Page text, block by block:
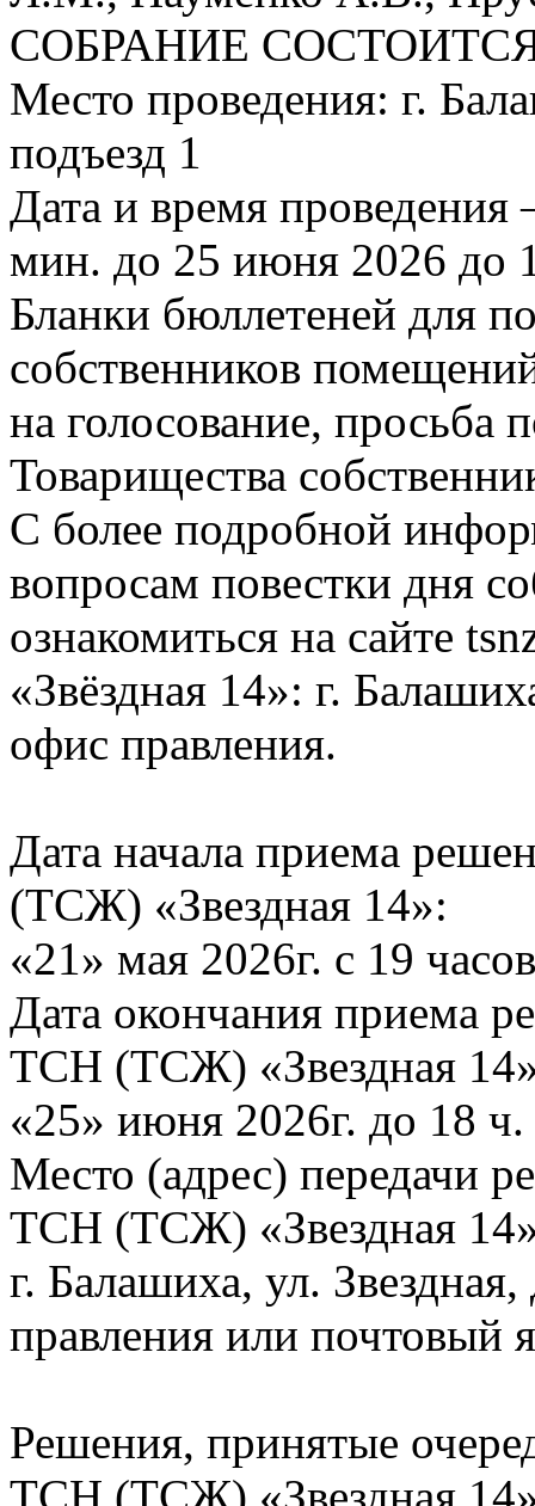
СОБРАНИЕ
Место проведения: г.
подъезд 1
Дата и время проведения
мин. до 25 июня 2026 до
Бланки бюллетеней для
собственников
на голосование, просьба
Товарищества
С более подробной
вопросам повестки дня
ознакомиться на сайте
«Звёздная 14»: г.
офис правления.
Дата начала приема
(ТСЖ) «Звездная 14»:
«21» мая 2026г. с 19
Дата окончания приема
ТСН (ТСЖ) «Звездная
«25» июня 2026г. до 18
Место (адрес) передачи
ТСН (ТСЖ) «Звездная
г. Балашиха, ул.
правления или
Решения, принятые